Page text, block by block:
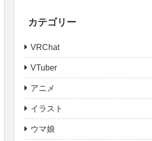
カテゴリー
VRChat
VTuber
アニメ
イラスト
ウマ娘